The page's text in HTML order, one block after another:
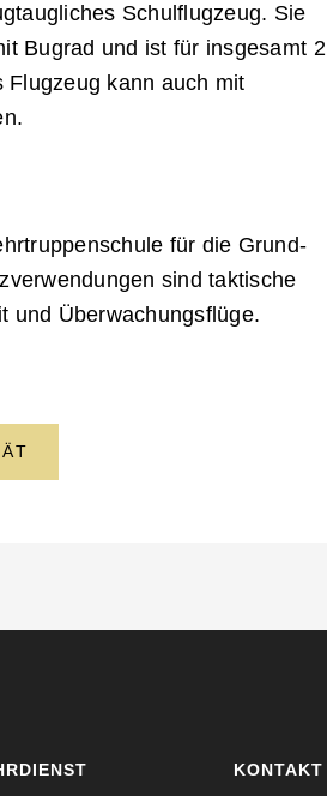
Schulflugzeug. Sie
Bugrad und ist für insgesamt 2
Flugzeug kann auch mit
für die Grund-
sind taktische
und Überwachungsflüge.
KONTAKT